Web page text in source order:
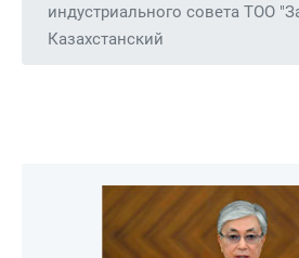
индустриального совета ТОО
Казахстанский